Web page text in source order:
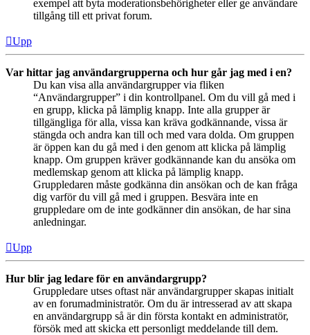
exempel att byta moderationsbehörigheter eller ge användare
tillgång till ett privat forum.
Upp
Var hittar jag användargrupperna och hur går jag med i en?
Du kan visa alla användargrupper via fliken
“Användargrupper” i din kontrollpanel. Om du vill gå med i
en grupp, klicka på lämplig knapp. Inte alla grupper är
tillgängliga för alla, vissa kan kräva godkännande, vissa är
stängda och andra kan till och med vara dolda. Om gruppen
är öppen kan du gå med i den genom att klicka på lämplig
knapp. Om gruppen kräver godkännande kan du ansöka om
medlemskap genom att klicka på lämplig knapp.
Gruppledaren måste godkänna din ansökan och de kan fråga
dig varför du vill gå med i gruppen. Besvära inte en
gruppledare om de inte godkänner din ansökan, de har sina
anledningar.
Upp
Hur blir jag ledare för en användargrupp?
Gruppledare utses oftast när användargrupper skapas initialt
av en forumadministratör. Om du är intresserad av att skapa
en användargrupp så är din första kontakt en administratör,
försök med att skicka ett personligt meddelande till dem.